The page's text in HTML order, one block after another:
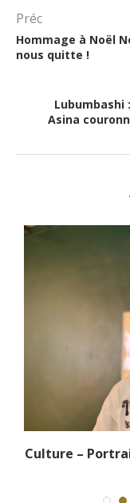
Préc
Hommage à Noël
nous quitte !
Lubumbashi
Asina
Culture –